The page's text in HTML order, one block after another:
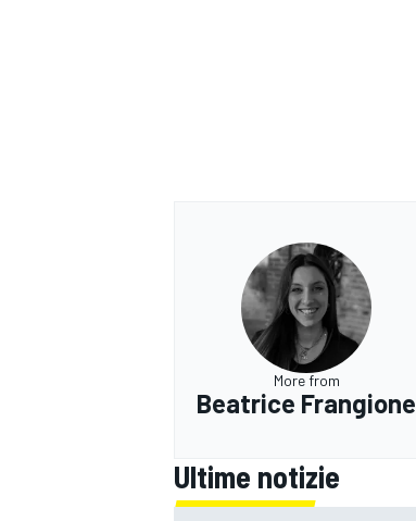
More from
Beatrice Frangione
Ultime notizie